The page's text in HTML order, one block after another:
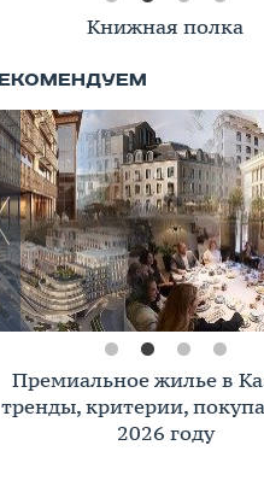
Книжная полка
Премиальное жилье в
тренды, критерии,
2026 году